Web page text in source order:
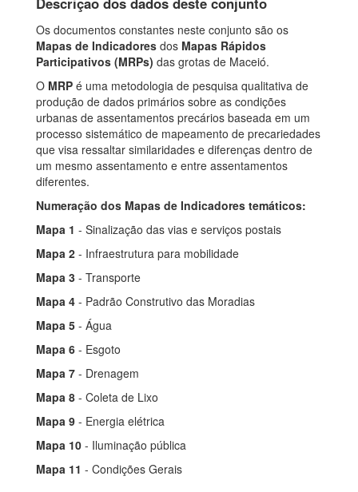
Os documentos constantes neste conjunto são os
Mapas de Indicadores dos Mapas Rápidos
Participativos (MRPs) das grotas de Maceió.
O MRP é uma metodologia de pesquisa qualitativa de
produção de dados primários sobre as condições
urbanas de assentamentos precários baseada em um
processo sistemático de mapeamento de precariedades
que visa ressaltar similaridades e diferenças dentro de
um mesmo assentamento e entre assentamentos
diferentes.
Numeração dos Mapas de Indicadores temáticos:
Mapa 1 - Sinalização das vias e serviços postais
Mapa 2 - Infraestrutura para mobilidade
Mapa 3 - Transporte
Mapa 4 - Padrão Construtivo das Moradias
Mapa 5 - Água
Mapa 6 - Esgoto
Mapa 7 - Drenagem
Mapa 8 - Coleta de Lixo
Mapa 9 - Energia elétrica
Mapa 10 - Iluminação pública
Mapa 11 - Condições Gerais